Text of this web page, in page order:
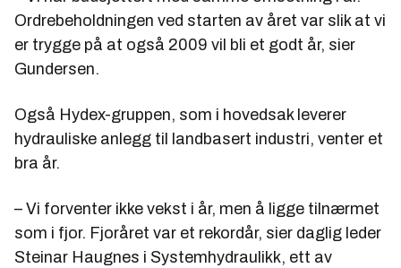
Ordrebeholdningen ved starten av året var slik at vi
er trygge på at også 2009 vil bli et godt år, sier
Gundersen.
Også Hydex-gruppen, som i hovedsak leverer
hydrauliske anlegg til landbasert industri, venter et
bra år.
– Vi forventer ikke vekst i år, men å ligge tilnærmet
som i fjor. Fjoråret var et rekordår, sier daglig leder
Steinar Haugnes i Systemhydraulikk, ett av